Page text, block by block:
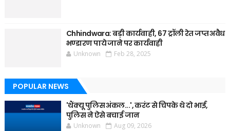
Chhindwara: बड़ी कार्यवाही, 67 ट्रॉली रेत जप्त अवैध
भण्डारण पाये जाने पर कार्यवाही
Unknown Feb 28, 2025
POPULAR NEWS
'थैंक्यू पुलिस अंकल...', करंट से चिपके थे दो भाई,
पुलिस ने ऐसे बचाई जान
Unknown Aug 09, 2026